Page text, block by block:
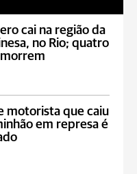
cai na região da
no Rio; quatro
motorista que caiu
em represa é